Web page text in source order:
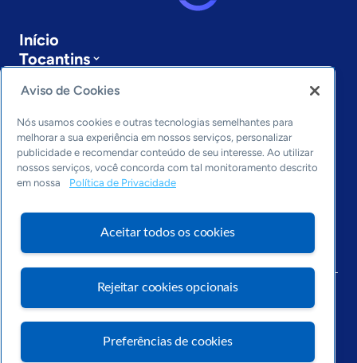
Início
Tocantins
Sobre a ASN
Últimas notícias
Entre em contato
Editorias
Economia & Política
Cultura empreendedora
Arquivo
Aviso de Cookies
Nós usamos cookies e outras tecnologias semelhantes para
melhorar a sua experiência em nossos serviços, personalizar
publicidade e recomendar conteúdo de seu interesse. Ao utilizar
nossos serviços, você concorda com tal monitoramento descrito
em nossa
Política de Privacidade
Aceitar todos os cookies
Rejeitar cookies opcionais
Preferências de cookies